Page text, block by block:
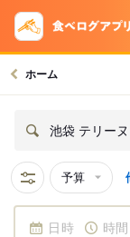
ホーム
池袋 テリーヌ
予算
日時 時間